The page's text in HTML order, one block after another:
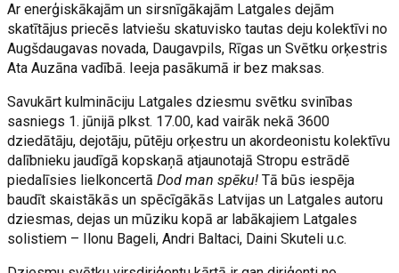
Ar enerģiskākajām un sirsnīgākajām Latgales dejām
skatītājus priecēs latviešu skatuvisko tautas deju kolektīvi no
Augšdaugavas novada, Daugavpils, Rīgas un Svētku orķestris
Ata Auzāna vadībā. Ieeja pasākumā ir bez maksas.
Savukārt kulmināciju Latgales dziesmu svētku svinības
sasniegs 1. jūnijā plkst. 17.00, kad vairāk nekā 3600
dziedātāju, dejotāju, pūtēju orķestru un akordeonistu kolektīvu
dalībnieku jaudīgā kopskaņā atjaunotajā Stropu estrādē
piedalīsies lielkoncertāDod man spēku! Tā būs iespēja
baudīt skaistākās un spēcīgākās Latvijas un Latgales autoru
dziesmas, dejas un mūziku kopā ar labākajiem Latgales
solistiem – Ilonu Bageli, Andri Baltaci, Daini Skuteli u.c.